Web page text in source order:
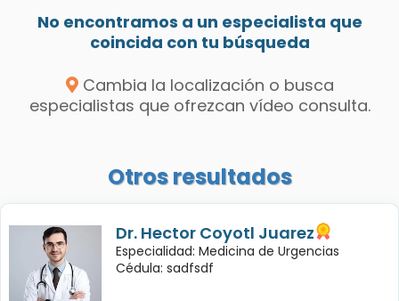
No encontramos a un especialista que
coincida con tu búsqueda
Cambia la localización o busca
especialistas que ofrezcan vídeo consulta.
Otros resultados
Dr. Hector Coyotl Juarez
Especialidad: Medicina de Urgencias
Cédula: sadfsdf